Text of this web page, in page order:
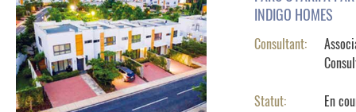
INDIGO HOMES
Consultant:
Statut: En